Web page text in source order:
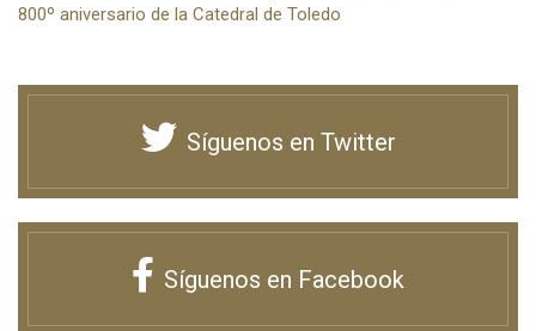
800º aniversario de la Catedral de Toledo
Síguenos en Twitter
Síguenos en Facebook